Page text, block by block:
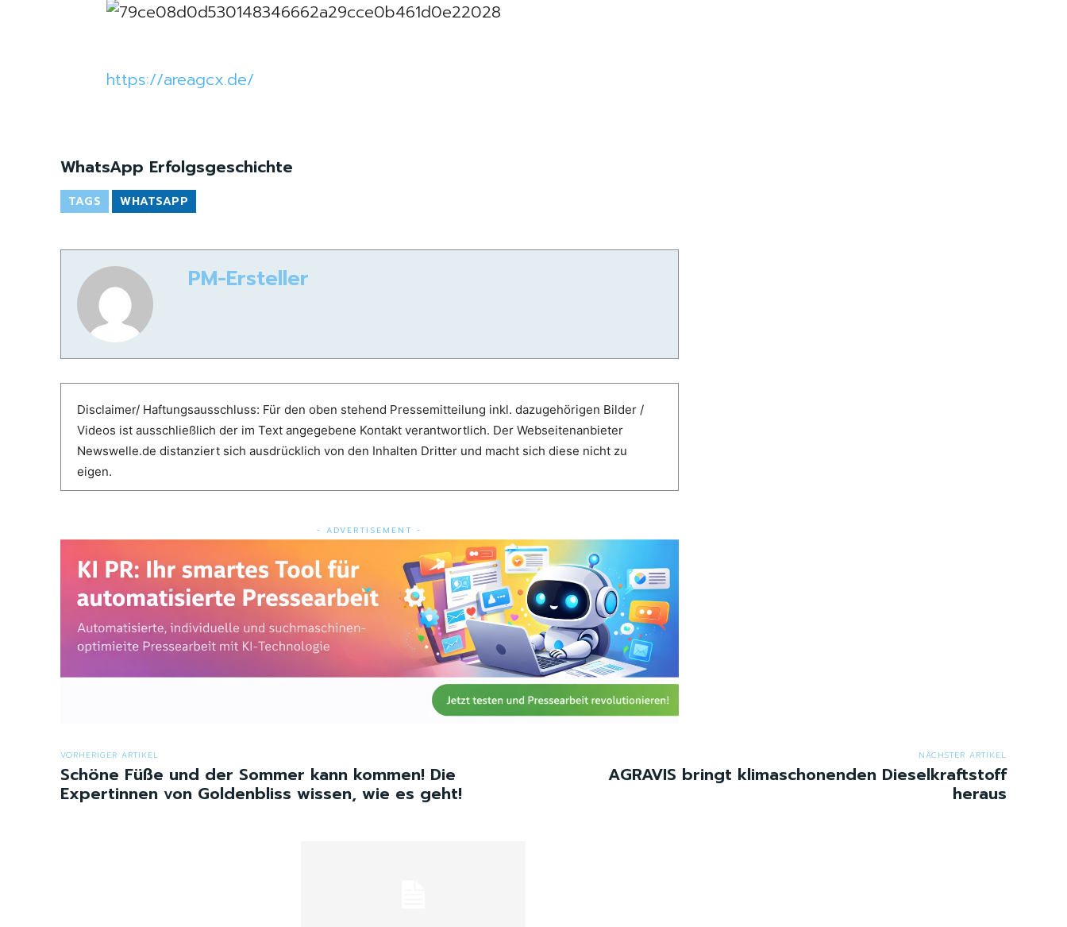
https://areagcx.de/
WhatsApp Erfolgsgeschichte
TAGS WHATSAPP
PM-Ersteller
Disclaimer/ Haftungsausschluss: Für den oben stehend Pressemitteilung inkl. dazugehörigen Bilder /
Videos ist ausschließlich der im Text angegebene Kontakt verantwortlich. Der Webseitenanbieter
Newswelle.de distanziert sich ausdrücklich von den Inhalten Dritter und macht sich diese nicht zu
eigen.
- ADVERTISEMENT -
VORHERIGER ARTIKEL
Schöne Füße und der Sommer kann kommen! Die
Expertinnen von Goldenbliss wissen, wie es geht!
NÄCHSTER ARTIKEL
AGRAVIS bringt klimaschonenden Dieselkraftstoff
heraus